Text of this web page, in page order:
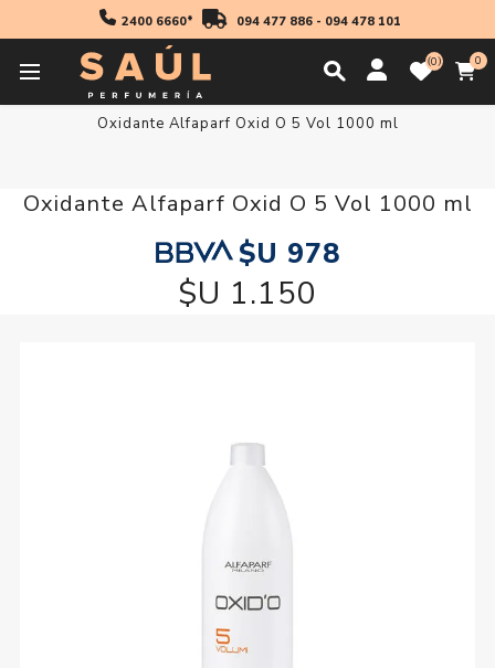
2400 6660* 094 477 886- 094 478 101
0 0
Profesionales
Oxidante Alfaparf Oxid O 5 Vol 1000 ml
Oxidante Alfaparf Oxid O 5 Vol 1000 ml
$U 978
$U 1.150